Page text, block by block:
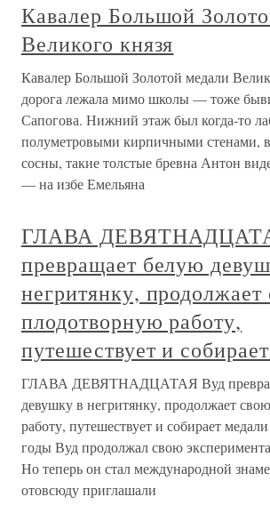
Кавалер Большой
Великого князя
Кавалер Большой Золотой медали
дорога лежала мимо школы — тоже
Сапогова. Нижний этаж был когда-то
полуметровыми кирпичными стенами,
сосны, такие толстые бревна Антон
— на избе Емельяна
ГЛАВА
превращает белую
негритянку,
плодотворную работу,
путешествует и
ГЛАВА ДЕВЯТНАДЦАТАЯ Вуд
девушку в негритянку, продолжает
работу, путешествует и собирает
годы Вуд продолжал свою
Но теперь он стал международной
отовсюду приглашали